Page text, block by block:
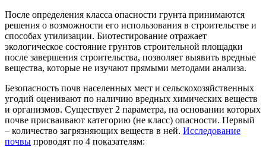
После определения класса опасности грунта принимаются
решения о возможности его использования в строительстве и
способах утилизации. Биотестирование отражает
экологическое состояние грунтов строительной площадки
после завершения строительства, позволяет выявить вредные
вещества, которые не изучают прямыми методами анализа.
Безопасность почв населенных мест и сельскохозяйственных
угодий оценивают по наличию вредных химических веществ
и организмов. Существует 2 параметра, на основании которых
почве присваивают категорию (не класс) опасности. Первый
– количество загрязняющих веществ в ней. Исследование
почвы проводят по 4 показателям: